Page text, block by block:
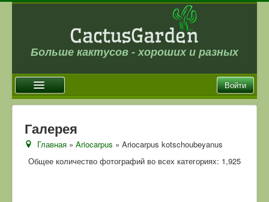
Больше кактусов - хороших и разных
Войти
Новости
Галерея
Галерея
Главная »Ariocarpus » Ariocarpus kotschoubeyanus
Общее количество фотографий во всех категориях: 1,925